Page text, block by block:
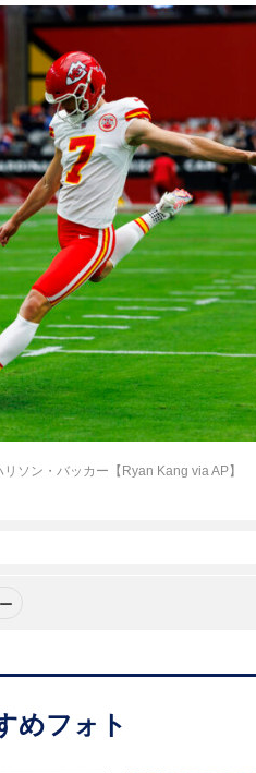
ソン・バッカー【Ryan Kang via AP】
めフォト